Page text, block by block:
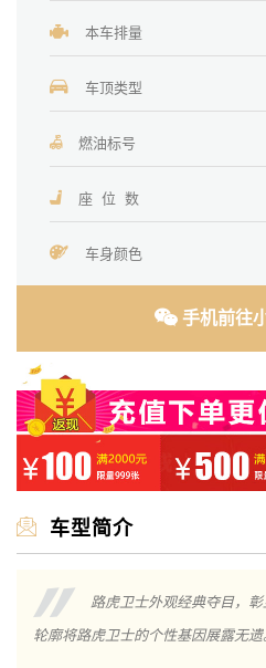
本车排量
车顶类型
燃油标号
座 位 数
车身颜色
手机前往
车型简介
路虎卫士外观经典夺目，彰显
轮廓将路虎卫士的个性基因展露无遗